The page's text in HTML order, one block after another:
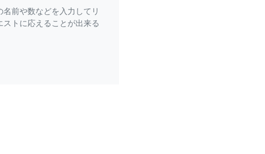
前や数などを入力してリ
トに応えることが出来る